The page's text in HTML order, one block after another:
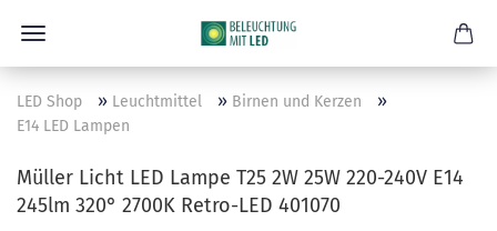
LED Shop » Leuchtmittel » Birnen und Kerzen »
E14 LED Lampen
Müller Licht LED Lampe T25 2W 25W 220-240V E14
245lm 320° 2700K Retro-LED 401070